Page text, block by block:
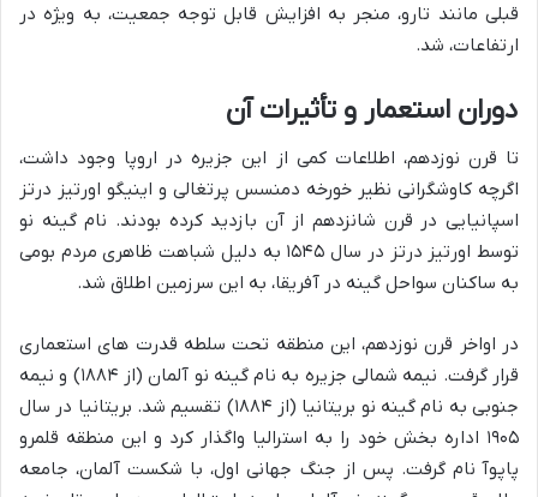
قبلی مانند تارو، منجر به افزایش قابل توجه جمعیت، به ویژه در
ارتفاعات، شد.
دوران استعمار و تأثیرات آن
تا قرن نوزدهم، اطلاعات کمی از این جزیره در اروپا وجود داشت،
اگرچه کاوشگرانی نظیر خورخه دمنسس پرتغالی و اینیگو اورتیز درتز
اسپانیایی در قرن شانزدهم از آن بازدید کرده بودند. نام گینه نو
توسط اورتیز درتز در سال ۱۵۴۵ به دلیل شباهت ظاهری مردم بومی
به ساکنان سواحل گینه در آفریقا، به این سرزمین اطلاق شد.
در اواخر قرن نوزدهم، این منطقه تحت سلطه قدرت های استعماری
قرار گرفت. نیمه شمالی جزیره به نام گینه نو آلمان (از ۱۸۸۴) و نیمه
جنوبی به نام گینه نو بریتانیا (از ۱۸۸۴) تقسیم شد. بریتانیا در سال
۱۹۰۵ اداره بخش خود را به استرالیا واگذار کرد و این منطقه قلمرو
پاپوآ نام گرفت. پس از جنگ جهانی اول، با شکست آلمان، جامعه